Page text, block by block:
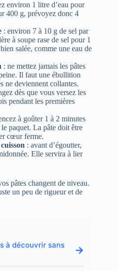
environ 1 litre d’eau pour
400 g, prévoyez donc 4
: environ 7 à 10 g de sel par
à soupe rase de sel pour 1
salée, comme une eau de
: ne mettez jamais les pâtes
Il faut une ébullition
ne deviennent collantes.
dès que vous versez les
pendant les premières
à goûter 1 à 2 minutes
paquet. La pâte doit être
cœur ferme.
: avant d’égoutter,
Elle servira à lier
pâtes changent de niveau.
un peu de rigueur et de
à découvrir sans
→